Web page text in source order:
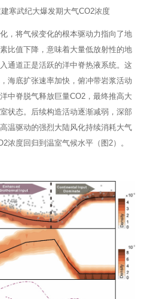
寒武纪大爆发期大气CO2浓度
，将气候变化的根本驱动力指向了地
比值下降，意味着大量低放射性的地
通道正是活跃的洋中脊热液系统。这
海底扩张速率加快，俯冲带岩浆活动
中脊脱气释放巨量CO2，最终推高大
状态。后续构造活动逐渐减弱，深部
温驱动的强烈大陆风化持续消耗大气
浓度回归到温室气候水平（图2）。